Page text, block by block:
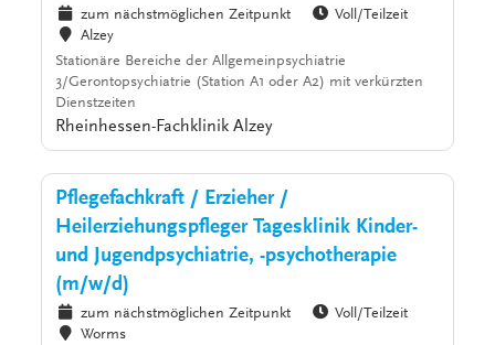
zum nächstmöglichen Zeitpunkt
Voll/Teilzeit
Alzey
Stationäre Bereiche der Allgemeinpsychiatrie
3/Gerontopsychiatrie (Station A1 oder A2) mit verkürzten
Dienstzeiten
Rheinhessen-Fachklinik Alzey
Pflegefachkraft / Erzieher /
Heilerziehungspfleger Tagesklinik Kinder-
und Jugendpsychiatrie, -psychotherapie
(m/w/d)
zum nächstmöglichen Zeitpunkt
Voll/Teilzeit
Worms